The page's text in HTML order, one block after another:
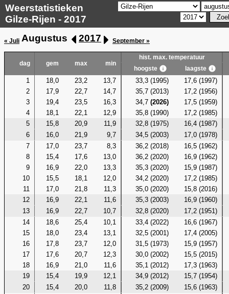
Weerstatistieken
Gilze-Rijen - 2017
« Juli Augustus 2017 September »
dag gem max min
hist. max. temperatuur
hoogste
laagste
1 18,0 23,2 13,7 33,3 (1995)
17,6 (1997)
2
17,9 22,7 14,7 35,7 (2013)
17,2 (1956)
3
19,4 23,5 16,3 34,7(2026)
17,5 (1959)
4
18,1 22,1 12,9 35,8 (1990)
17,2 (1985)
5
15,8 20,9 11,9 32,8 (1975)
16,4 (1987)
6
16,0 21,9 9,7 34,5 (2003)
17,0 (1978)
7
17,0 23,7 8,3 36,2 (2018)
16,5 (1962)
8
15,4 17,6 13,0 36,2 (2020)
16,9 (1962)
9
16,9 22,0 13,3 35,3 (2020)
15,9 (1987)
10
15,5 18,1 12,0 34,2 (2020)
17,2 (1985)
11
17,0 21,8 11,3 35,0 (2020)
15,8 (2016)
12
16,9 22,1 11,6 35,3 (2003)
16,9 (1960)
13
16,9 22,7 10,7 32,8 (2020)
17,2 (1951)
14
18,6 25,4 10,1 33,4 (2022)
16,6 (1967)
15
18,0 23,4 13,1 32,5 (2001)
17,4 (2005)
16
17,8 23,7 12,0 31,5 (1973)
15,9 (1957)
17
17,6 20,7 12,3 30,0 (2002)
15,5 (2015)
18
16,9 21,0 11,6 35,1 (2012)
17,3 (1963)
19
15,4 19,9 12,1 34,9 (2012)
15,7 (1954)
20
15,4 20,0 11,8 35,2 (2009)
15,6 (1963)